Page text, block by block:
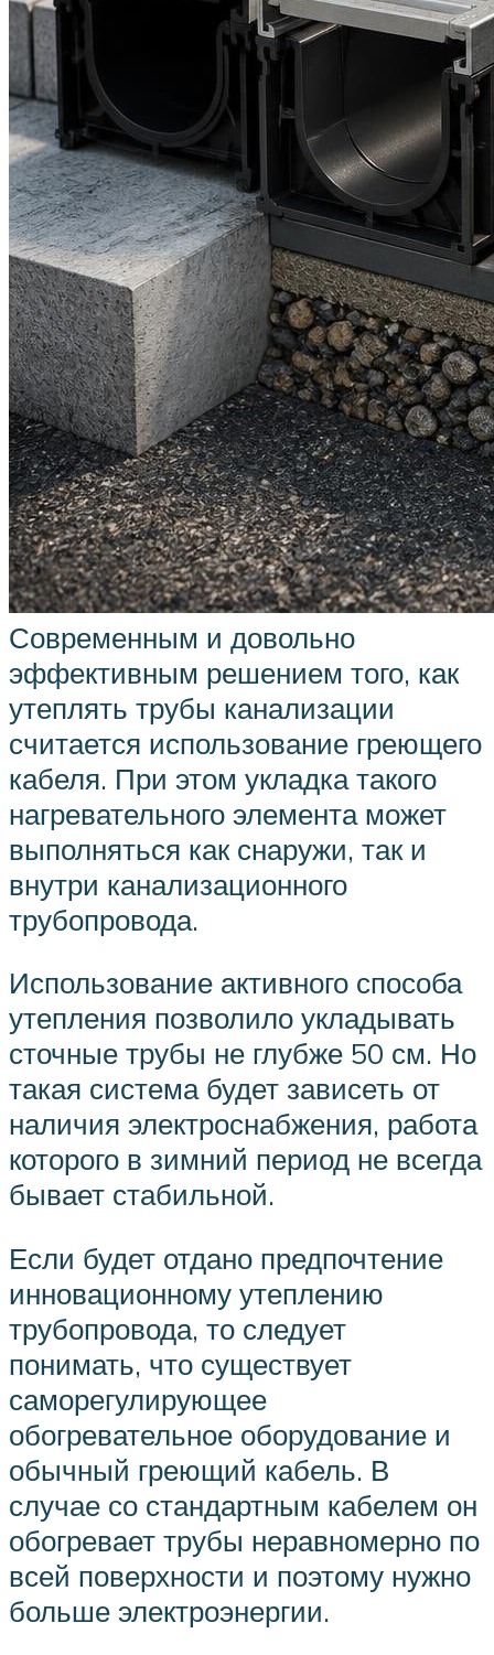
Современным и довольно
эффективным решением того, как
утеплять трубы канализации
считается использование греющего
кабеля. При этом укладка такого
нагревательного элемента может
выполняться как снаружи, так и
внутри канализационного
трубопровода.
Использование активного способа
утепления позволило укладывать
сточные трубы не глубже 50 см. Но
такая система будет зависеть от
наличия электроснабжения, работа
которого в зимний период не всегда
бывает стабильной.
Если будет отдано предпочтение
инновационному утеплению
трубопровода, то следует
понимать, что существует
саморегулирующее
обогревательное оборудование и
обычный греющий кабель. В
случае со стандартным кабелем он
обогревает трубы неравномерно по
всей поверхности и поэтому нужно
больше электроэнергии.